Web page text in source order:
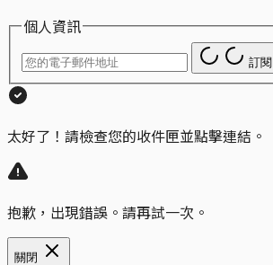
個人資訊
訂閱
太好了！請檢查您的收件匣並點擊連結。
抱歉，出現錯誤。請再試一次。
關閉